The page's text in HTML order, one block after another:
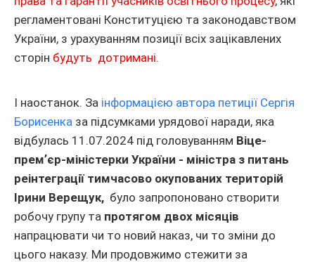
регламентовані Конституцією та законодавством
України, з урахуванням позиції всіх зацікавлених
сторін будуть дотримані.
І наостанок. За інформацією автора петиції Сергія
Борисенка за підсумками урядової наради, яка
відбулась 11.07.2024 під головуванням Віце-
премʼєр-міністерки України - міністра з питань
реінтеграції тимчасово окупованих територій
Ірини Верещук, було запропоновано створити
робочу групу та протягом двох місяців
напрацювати чи то новий наказ, чи то зміни до
цього наказу. Ми продовжимо стежити за